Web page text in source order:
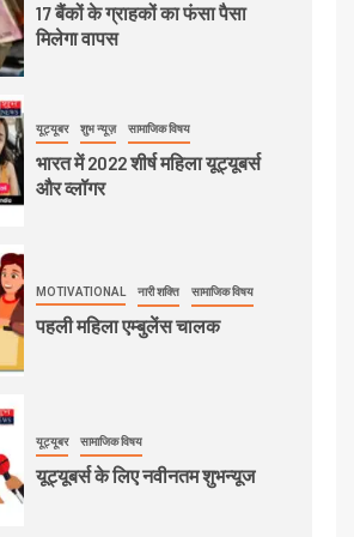
17 बैंकों के ग्राहकों का फंसा पैसा
मिलेगा वापस
यूट्यूबर शुभ न्यूज़ सामाजिक विषय
भारत में 2022 शीर्ष महिला यूट्यूबर्स
और व्लॉगर
MOTIVATIONAL नारी शक्ति सामाजिक विषय
पहली महिला एम्बुलेंस चालक
यूट्यूबर सामाजिक विषय
यूट्यूबर्स के लिए नवीनतम शुभन्यूज